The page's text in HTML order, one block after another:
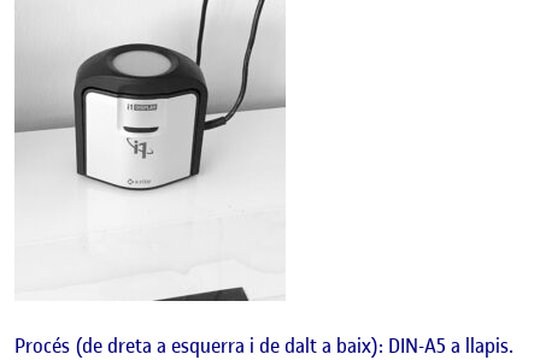
Procés (de dreta a esquerra i de dalt a baix): DIN-A5 a llapis.